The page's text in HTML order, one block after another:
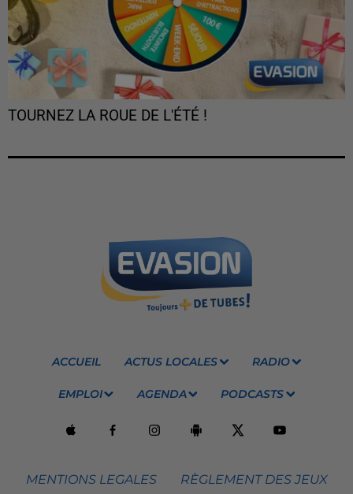
TOURNEZ LA ROUE DE L'ÉTÉ !
ACCUEIL ACTUS LOCALES RADIO
EMPLOI AGENDA PODCASTS
MENTIONS LEGALES RÈGLEMENT DES JEUX